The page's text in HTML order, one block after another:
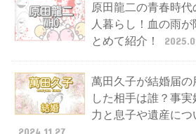
原田龍二の青春時
人暮らし！血の雨
とめて紹介！
萬田久子が結婚届
した相手は誰？事
力と息子や遺産につ
2024.11.27